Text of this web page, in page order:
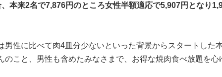
本来2名で7,876円のところ女性半額適応で5,907円となり
男性に比べて肉4皿分少ないといった背景からスタートした
のこと、男性も含めたみなさまで、お得な焼肉食べ放題を心